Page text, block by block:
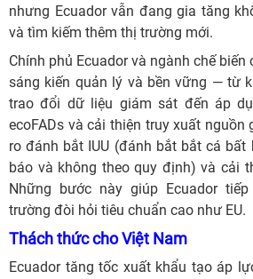
nhưng Ecuador vẫn đang gia tăng
và tìm kiếm thêm thị trường mới.
Chính phủ Ecuador và ngành chế
sáng kiến quản lý và bền vững — từ
trao đổi dữ liệu giám sát đến áp
ecoFADs và cải thiện truy xuất
ro đánh bắt IUU (đánh bắt bắt cá bất
báo và không theo quy định) và cải
Những bước này giúp Ecuador
trường đòi hỏi tiêu chuẩn cao như EU.
Thách thức cho Việt Nam
Ecuador tăng tốc xuất khẩu tạo áp